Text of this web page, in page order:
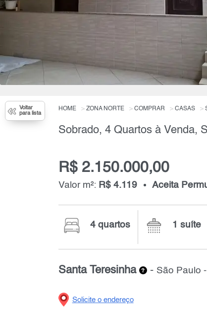
Voltar
para lista
HOME ZONA NORTE COMPRAR CASAS
R$ 2.150.000,00
Valor m²: R$ 4.119 Aceita
4 quartos 1 suíte
Santa Teresinha - São Paulo
Solicite o endereço